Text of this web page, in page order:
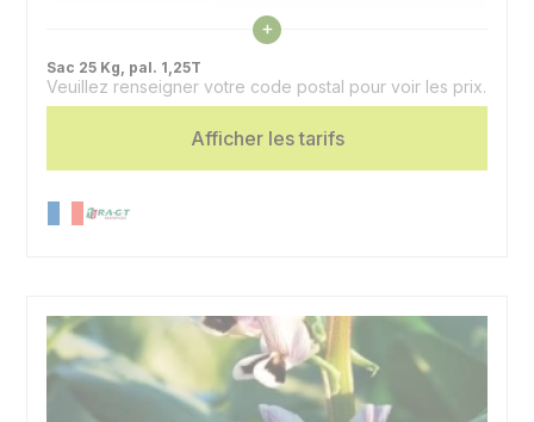
Basse teneur en vicine convicine
Voir les caractéristiques
+
Sac 25 Kg, pal. 1,25T
Veuillez renseigner votre code postal pour voir les prix.
Afficher les tarifs